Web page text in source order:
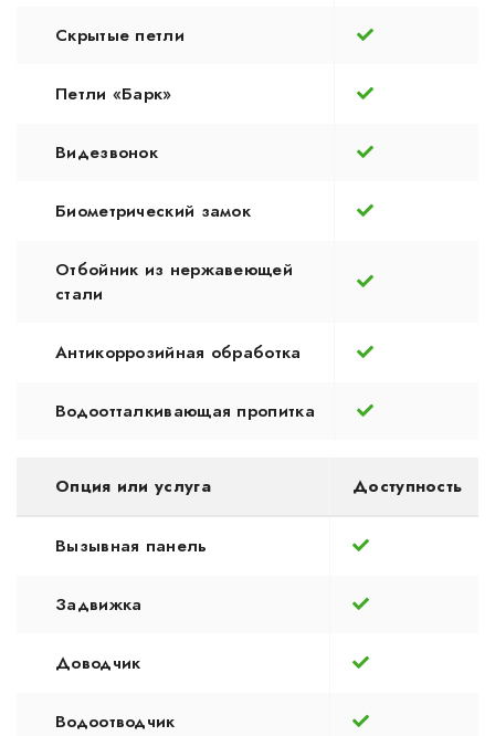
Скрытые петли
Петли «Барк»
Видезвонок
Биометрический замок
Отбойник из нержавеющей
стали
Антикоррозийная обработка
Водоотталкивающая пропитка
Опция или услуга Доступность
Вызывная панель
Задвижка
Доводчик
Водоотводчик